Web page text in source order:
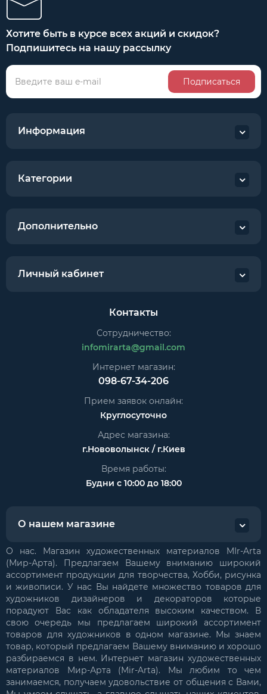
Хотите быть в курсе всех акций и скидок?
Подпишитесь на нашу рассылку
Подписаться
Информация
Категории
Дополнительно
Личный кабинет
Контакты
Сотрудничество:
infomirarta@gmail.com
Интернет магазин:
098-67-34-206
Прием заявок онлайн:
Круглосуточно
Адрес магазина:
г.Нововолынск / г.Киев
Время работы:
Будни с 10:00 до 18:00
О нашем магазине
О нас. Магазин художественных материалов MIr-Arta
(Мир-Арта). Предлагаем Вашему вниманию широкий
ассортимент продукции для творчества, Хобби, рисунка
и живописи. У нас Вы найдете множество товаров для
художников дизайнеров и декораторов которые
порадуют Вас как обладателя высоким качеством. В
свою очередь мы предлагаем широкий ассортимент
товаров для художников в одном магазине. Мы знаем
товар, который предлагаем Вашему вниманию и хорошо
разбираемся в нем. Интернет магазин художественных
материалов Мир-Арта (Mir-Arta). Мы любим то чем
занимаемся, получаем удовольствие от общения с Вами,